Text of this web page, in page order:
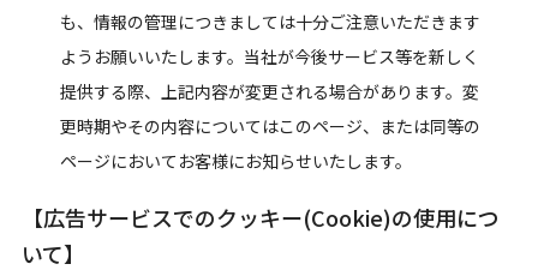
も、情報の管理につきましては十分ご注意いただきます
ようお願いいたします。当社が今後サービス等を新しく
提供する際、上記内容が変更される場合があります。変
更時期やその内容についてはこのページ、または同等の
ページにおいてお客様にお知らせいたします。
【広告サービスでのクッキー(Cookie)の使用につ
いて】